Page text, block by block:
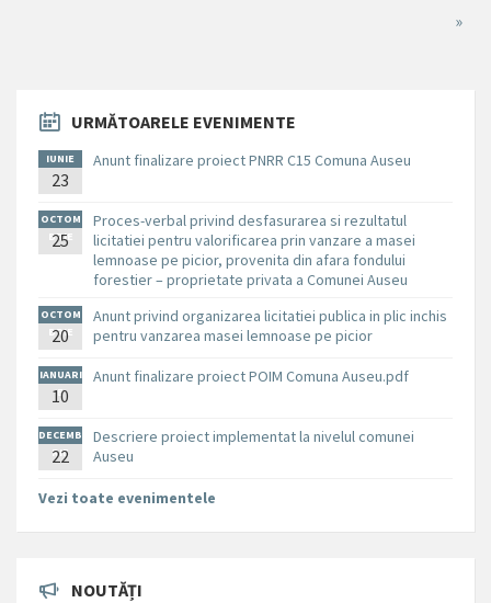
»
URMĂTOARELE EVENIMENTE
IUNIE
23
Anunt finalizare proiect PNRR C15 Comuna Auseu
OCTOM
BRIE
25
Proces-verbal privind desfasurarea si rezultatul
licitatiei pentru valorificarea prin vanzare a masei
lemnoase pe picior, provenita din afara fondului
forestier – proprietate privata a Comunei Auseu
OCTOM
BRIE
20
Anunt privind organizarea licitatiei publica in plic inchis
pentru vanzarea masei lemnoase pe picior
IANUARI
E
10
Anunt finalizare proiect POIM Comuna Auseu.pdf
DECEMB
RIE
22
Descriere proiect implementat la nivelul comunei
Auseu
Vezi toate evenimentele
NOUTĂȚI